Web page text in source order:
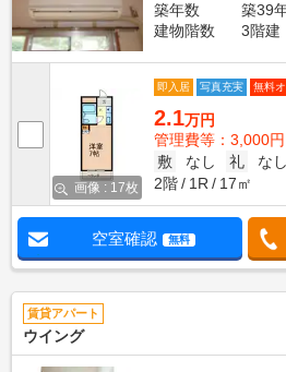
築年数
築39
建物階数
3階建
画像 : 17枚
即入居 写真充実 無料
2.1万円
管理費等：3,000円
敷
なし 礼
なし
2階
1R 17㎡
空室確認 無料
賃貸アパート
ウイング